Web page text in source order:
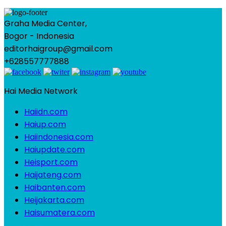
Graha Media Center,
Bogor - Indonesia
editorhaigroup@gmail.com
+628557777888
Hai Media Network
Haiidn.com
Haiup.com
Haiindonesia.com
Haiupdate.com
Heisport.com
Haijateng.com
Haibanten.com
Heijakarta.com
Haisumatera.com